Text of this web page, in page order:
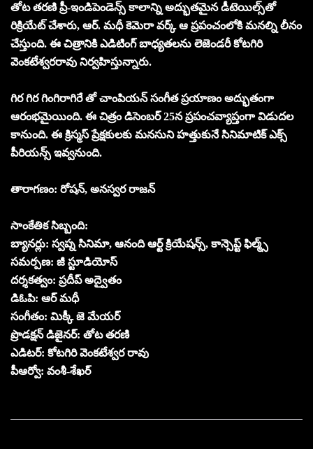
తోట తరణి ప్రీ-ఇండిపెండెన్స్ కాలాన్ని అద్భుతమైన డీటెయిల్స్‌తో
రిక్రియేట్ చేశారు, ఆర్. మధీ కెమెరా వర్క్ ఆ ప్రపంచంలోకి మనల్ని లీనం
చేస్తుంది. ఈ చిత్రానికి ఎడిటింగ్ బాధ్యతలను లెజెండరీ కోటగిరి
వెంకటేశ్వరరావు నిర్వహిస్తున్నారు.
గిర గిర గింగిరాగిరే తో చాంపియన్ సంగీత ప్రయాణం అద్భుతంగా
ఆరంభమైయింది. ఈ చిత్రం డిసెంబర్ 25న ప్రపంచవ్యాప్తంగా విడుదల
కానుంది. ఈ క్రిస్మస్ ప్రేక్షకులకు మనసుని హత్తుకునే సినిమాటిక్ ఎక్స్
పీరియన్స్ ఇవ్వనుంది.
తారాగణం: రోషన్, అనస్వర రాజన్
సాంకేతిక సిబ్బంది:
బ్యానర్లు: స్వప్న సినిమా, ఆనంది ఆర్ట్ క్రియేషన్స్, కాన్సెప్ట్ ఫిల్మ్స్
సమర్పణ: జీ స్టూడియోస్
దర్శకత్వం: ప్రదీప్ అద్వైతం
డిఓపి: ఆర్ మధీ
సంగీతం: మిక్కీ జె మేయర్
ప్రొడక్షన్ డిజైనర్: తోట తరణి
ఎడిటర్: కోటగిరి వెంకటేశ్వర రావు
పీఆర్వో: వంశీ-శేఖర్